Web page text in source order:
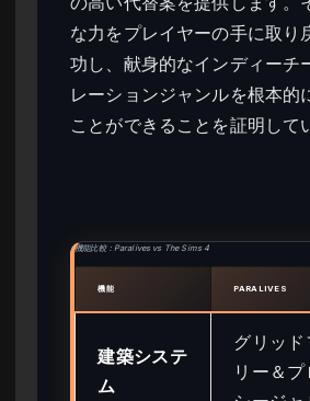
な力をプレイヤーの手に取り
功し、献身的なインディーチ
レーションジャンルを根本的
ことができることを証明して
機能比較：Paralives vs The Sims 4
機能 PARALIVES
建築システ
ム
グリッド
リー＆プ